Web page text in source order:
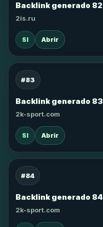
Backlink generado 82
2is.ru
SI Abrir
#83
Backlink generado 83
2k-sport.com
SI Abrir
#84
Backlink generado 84
2k-sport.com